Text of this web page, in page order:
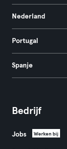
Nederland
Portugal
Spanje
Bedrijf
Jobs Werken bij